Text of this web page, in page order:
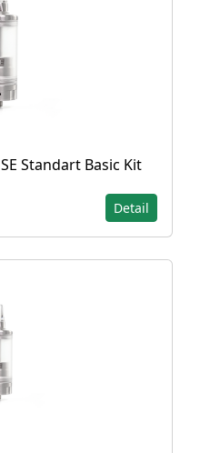
Standart Basic Kit
Detail